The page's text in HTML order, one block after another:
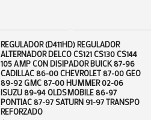
REGULADOR (D411HD) REGULADOR
ALTERNADOR DELCO CS121 CS130 CS144
105 AMP CON DISIPADOR BUICK 87-96
CADILLAC 86-00 CHEVROLET 87-00 GEO
89-92 GMC 87-00 HUMMER 02-06
ISUZU 89-94 OLDSMOBILE 86-97
PONTIAC 87-97 SATURN 91-97 TRANSPO
REFORZADO